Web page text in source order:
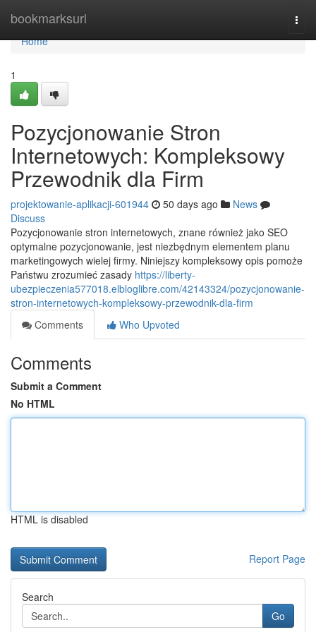
bookmarksurl
Home
Home
1
Pozycjonowanie Stron
Internetowych: Kompleksowy
Przewodnik dla Firm
projektowanie-aplikacji-601944 50 days ago
News
Discuss
Pozycjonowanie stron internetowych, znane również jako SEO
optymalne pozycjonowanie, jest niezbędnym elementem planu
marketingowych wielej firmy. Niniejszy kompleksowy opis pomoże
Państwu zrozumieć zasady https://liberty-
ubezpieczenia577018.elbloglibre.com/42143324/pozycjonowanie-
stron-internetowych-kompleksowy-przewodnik-dla-firm
Comments
Who Upvoted
Comments
Submit a Comment
No HTML
HTML is disabled
Report Page
Search
Go